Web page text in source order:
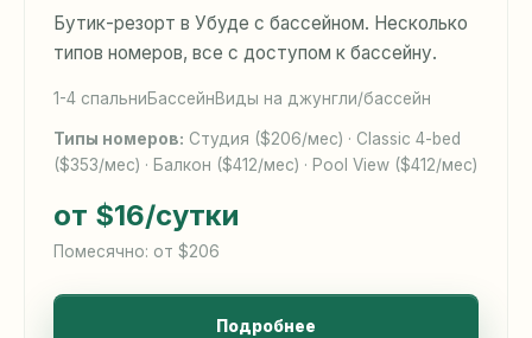
Бутик-резорт в Убуде с бассейном. Несколько
типов номеров, все с доступом к бассейну.
1-4 спальниБассейнВиды на джунгли/бассейн
Типы номеров: Студия ($206/мес) · Classic 4-bed
($353/мес) · Балкон ($412/мес) · Pool View ($412/мес)
от $16/сутки
Помесячно: от $206
Подробнее